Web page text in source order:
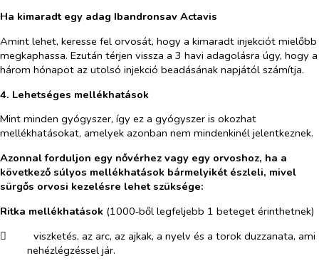
Ha kimaradt egy adag Ibandronsav Actavis
Amint lehet, keresse fel orvosát, hogy a kimaradt injekciót mielőbb
megkaphassa. Ezután térjen vissza a 3 havi adagolásra úgy, hogy a
három hónapot az utolsó injekció beadásának napjától számítja.
4. Lehetséges mellékhatások
Mint minden gyógyszer, így ez a gyógyszer is okozhat
mellékhatásokat, amelyek azonban nem mindenkinél jelentkeznek.
Azonnal forduljon egy nővérhez vagy egy orvoshoz, ha a
következő súlyos mellékhatások bármelyikét észleli, mivel
sürgős orvosi kezelésre lehet szüksége:
Ritka mellékhatások (1000‑ből legfeljebb 1 beteget érinthetnek)
​
viszketés, az arc, az ajkak, a nyelv és a torok duzzanata, ami
nehézlégzéssel jár.